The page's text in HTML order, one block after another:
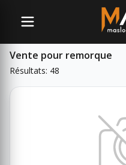
Sous-catégories
Vente pour remorque
Résultats: 48